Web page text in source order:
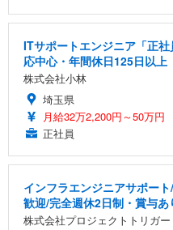
ITサポートエンジニア「正
応中心・年間休日125日以上
株式会社小林
埼玉県
月給32万2,200円～50万円
正社員
インフラエンジニアサポー
歓迎/完全週休2日制・賞与あ
株式会社プロジェクトトリガー